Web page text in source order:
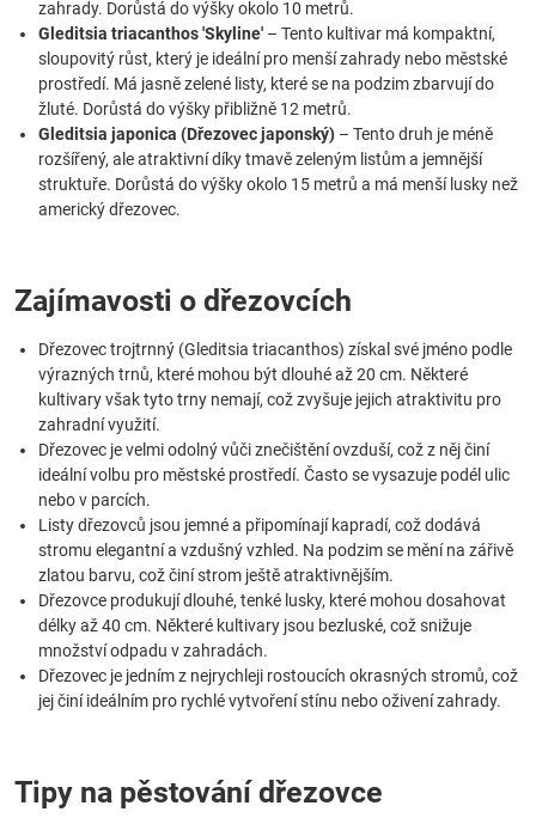
zahrady. Dorůstá do výšky okolo 10 metrů.
Gleditsia triacanthos 'Skyline' – Tento kultivar má kompaktní,
sloupovitý růst, který je ideální pro menší zahrady nebo městské
prostředí. Má jasně zelené listy, které se na podzim zbarvují do
žluté. Dorůstá do výšky přibližně 12 metrů.
Gleditsia japonica (Dřezovec japonský) – Tento druh je méně
rozšířený, ale atraktivní díky tmavě zeleným listům a jemnější
struktuře. Dorůstá do výšky okolo 15 metrů a má menší lusky než
americký dřezovec.
Zajímavosti o dřezovcích
Dřezovec trojtrnný (Gleditsia triacanthos) získal své jméno podle
výrazných trnů, které mohou být dlouhé až 20 cm. Některé
kultivary však tyto trny nemají, což zvyšuje jejich atraktivitu pro
zahradní využití.
Dřezovec je velmi odolný vůči znečištění ovzduší, což z něj činí
ideální volbu pro městské prostředí. Často se vysazuje podél ulic
nebo v parcích.
Listy dřezovců jsou jemné a připomínají kapradí, což dodává
stromu elegantní a vzdušný vzhled. Na podzim se mění na zářivě
zlatou barvu, což činí strom ještě atraktivnějším.
Dřezovce produkují dlouhé, tenké lusky, které mohou dosahovat
délky až 40 cm. Některé kultivary jsou bezluské, což snižuje
množství odpadu v zahradách.
Dřezovec je jedním z nejrychleji rostoucích okrasných stromů, což
jej činí ideálním pro rychlé vytvoření stínu nebo oživení zahrady.
Tipy na pěstování dřezovce